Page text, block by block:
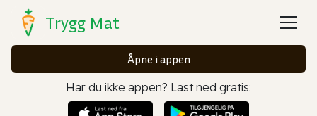
Trygg Mat
Åpne i appen
Har du ikke appen? Last ned gratis: